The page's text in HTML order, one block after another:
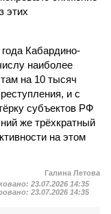
этих
Кабардино-
наиболее
на 10 тысяч
и с
субъектов РФ
же трёхкратный
на этом
Галина Летова
23.07.2026 14:35
23.07.2026 14:35